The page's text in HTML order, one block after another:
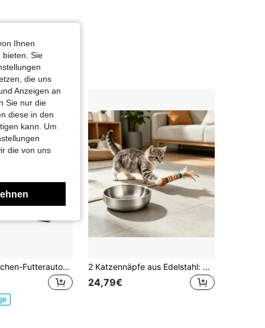
Holz-Eichhörnchen-Futterautomat Mit Seitlichen Schalen Für Nüsse & Samen – Charmantes Garten-Accessoire Für Terrasse & Balkon, Einfache Wandmontage & Robuste Bauweise 2 Katzennäpfe aus Edelstahl: Der kippsichere Sockel verhindert das Verschütten von Futter und Wasser, ist korrosionsbeständig und lässt sich leicht reinigen – für eine einfache tägliche Pflege im Haushalt.
24,79€
Ihnen
bieten. Sie
die uns
Anzeigen an
Sie nur die
diese in den
kann. Um
die von uns